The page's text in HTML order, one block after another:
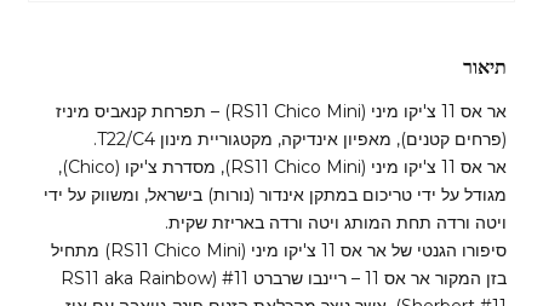
תיאור
אר אס 11 צ'יקו מיני (RS11 Chico Mini) – תפרחת קנאביס מיניז
(פרחים קטנים), מאפיון אינדיקה, מקטגוריית מינון T22/C4.
אר אס 11 צ'יקו מיני (RS11 Chico Mini), מסדרת צ'יקו (‎Chico)‎,
מגודל על ידי טריכום במתקן אינדור (נורות) בישראל, ומשווק על ידי
ויטה ורדה תחת המותג ויטה ורדה באריזת שקית.
סיפורו הגנטי של אר אס 11 צ'יקו מיני (RS11 Chico Mini) מתחיל
בזן המקור אר אס 11 – ריינבו שרברט #11 (RS11 aka Rainbow